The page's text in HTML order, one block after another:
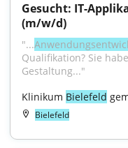
Gesucht: IT-
(m/w/d)
"...
Qualifikation? Sie
Gestaltung..."
Klinikum Bielefeld
Bielefeld